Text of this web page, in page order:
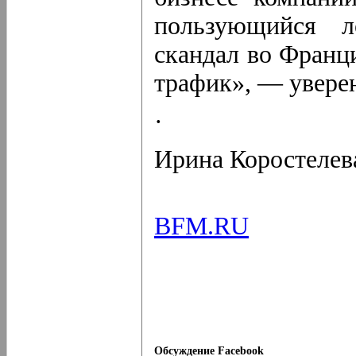
пользующийся
скандал во
трафик», —
·
Ирина
BFM.RU
Обсуждение Facebook